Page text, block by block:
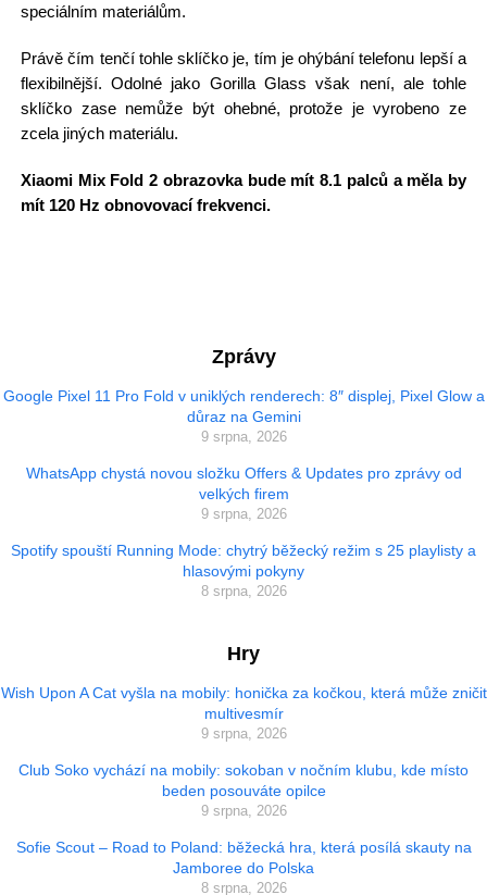
speciálním materiálům.
Právě čím tenčí tohle sklíčko je, tím je ohýbání telefonu lepší a
flexibilnější. Odolné jako Gorilla Glass však není, ale tohle
sklíčko zase nemůže být ohebné, protože je vyrobeno ze
zcela jiných materiálu.
Xiaomi Mix Fold 2 obrazovka bude mít 8.1 palců a měla by
mít 120 Hz obnovovací frekvenci.
Zprávy
Google Pixel 11 Pro Fold v uniklých renderech: 8″ displej, Pixel Glow a
důraz na Gemini
9 srpna, 2026
WhatsApp chystá novou složku Offers & Updates pro zprávy od
velkých firem
9 srpna, 2026
Spotify spouští Running Mode: chytrý běžecký režim s 25 playlisty a
hlasovými pokyny
8 srpna, 2026
Hry
Wish Upon A Cat vyšla na mobily: honička za kočkou, která může zničit
multivesmír
9 srpna, 2026
Club Soko vychází na mobily: sokoban v nočním klubu, kde místo
beden posouváte opilce
9 srpna, 2026
Sofie Scout – Road to Poland: běžecká hra, která posílá skauty na
Jamboree do Polska
8 srpna, 2026